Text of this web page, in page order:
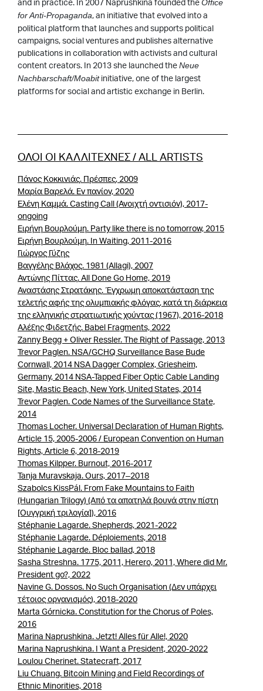
Office
for Anti-Propaganda, an initiative that evolved into a
political platform that launches and supports political
campaigns, social ventures and publishes alternative
publications in collaboration with activists and cultural
content creators. In 2013 she launched theNeue
Nachbarschaft/Moabitinitiative, one of the largest
platforms for social and artistic exchange in Berlin.
ΟΛΟΙ ΟΙ ΚΑΛΛΙΤΕΧΝΕΣ / ALL ARTISTS
Πάνος Κοκκινιάς. Πρέσπες, 2009
Μαρία Βαρελά. Eν πανίον, 2020
Ελένη Καμμά. Casting Call (Ανοιχτή οντισιόν), 2017-
ongoing
Ειρήνη Βουρλούμη. Party like there is no tomorrow, 2015
Ειρήνη Βουρλούμη. In Waiting, 2011-2016
Γιώργος Γύζης
Βαγγέλης Βλάχος. 1981 (Allagi), 2007
Αντώνης Πίττας. All Done Go Home, 2019
Αναστάσης Στρατάκης. Έγχρωμη αποκατάσταση της
τελετής αφής της ολυμπιακής φλόγας, κατά τη διάρκεια
της ελληνικής στρατιωτικής χούντας (1967), 2016-2018
Αλέξης Φιδετζής. Babel Fragments, 2022
Zanny Begg + Oliver Ressler. The Right of Passage, 2013
Trevor Paglen. NSA/GCHQ Surveillance Base Bude
Cornwall, 2014 NSA Dagger Complex, Griesheim,
Germany, 2014 NSA-Tapped Fiber Optic Cable Landing
Site, Mastic Beach, New York, United States, 2014
Trevor Paglen. Code Names of the Surveillance State,
2014
Thomas Locher. Universal Declaration of Human Rights,
Article 15, 2005-2006 / European Convention on Human
Rights, Article 6, 2018-2019
Thomas Kilpper. Burnout, 2016-2017
Tanja Muravskaja. Ours, 2017–2018
Szabolcs KissPál. From Fake Mountains to Faith
(Hungarian Trilogy) (Από τα απατηλά βουνά στην πίστη
[Ουγγρική τριλογία]), 2016
Stéphanie Lagarde. Shepherds, 2021-2022
Stéphanie Lagarde. Déploiements, 2018
Stéphanie Lagarde. Bloc ballad, 2018
Sasha Streshna. 1775, 2011, Herero, 2011, Where did Mr.
President go?, 2022
Navine G. Dossos. No Such Organisation (Δεν υπάρχει
τέτοιος οργανισμός), 2018-2020
Marta Górnicka. Constitution for the Chorus of Poles,
2016
Marina Naprushkina. Jetzt! Alles für Alle!, 2020
Marina Naprushkina. I Want a President, 2020-2022
Loulou Cherinet. Statecraft, 2017
Liu Chuang. Bitcoin Mining and Field Recordings of
Ethnic Minorities, 2018